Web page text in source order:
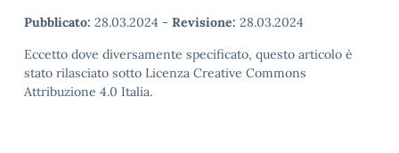
Pubblicato: 28.03.2024 - Revisione: 28.03.2024
Eccetto dove diversamente specificato, questo articolo è
stato rilasciato sotto Licenza Creative Commons
Attribuzione 4.0 Italia.